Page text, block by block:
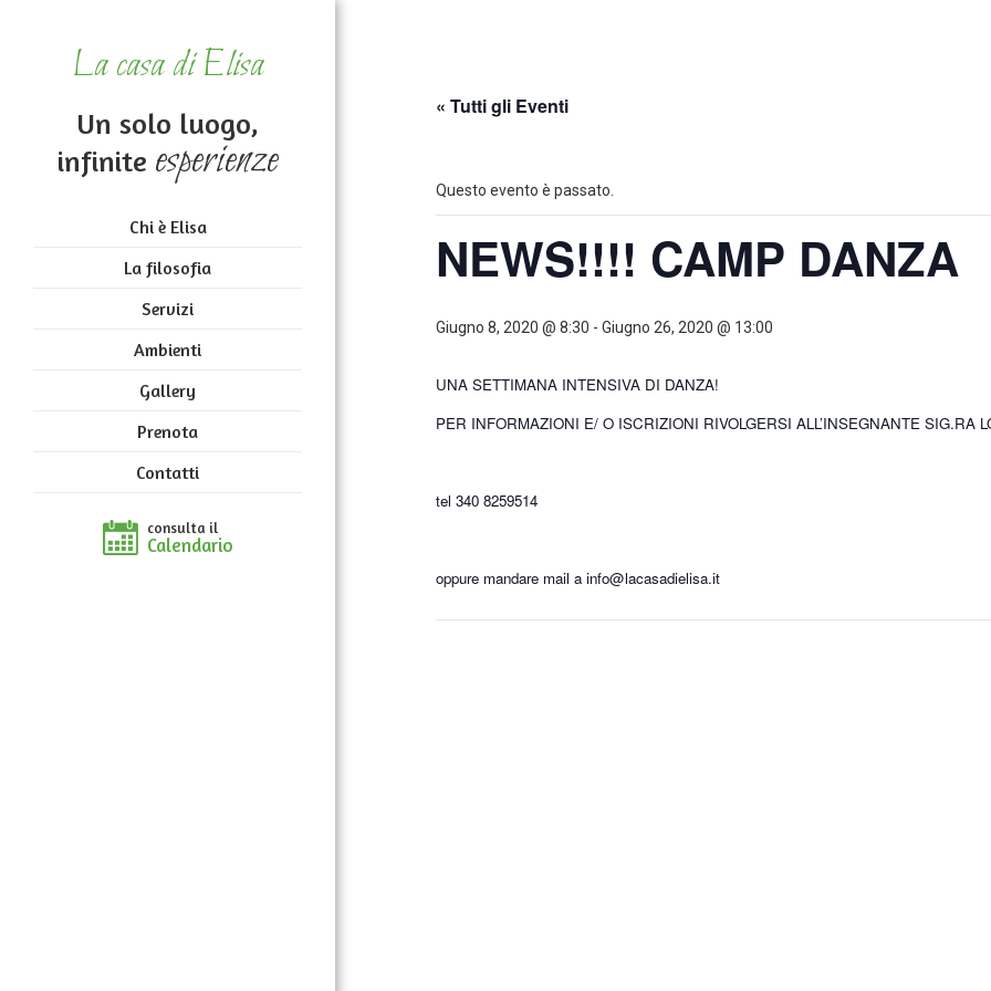
La casa di Elisa
Un solo luogo,
infinite esperienze
Chi è Elisa
La filosofia
Servizi
Ambienti
Gallery
Prenota
Contatti
consulta il
Calendario
« Tutti gli Eventi
Questo evento è passato.
NEWS!!!! CAMP DANZA
Giugno 8, 2020 @ 8:30 - Giugno 26, 2020 @ 13:00
UNA SETTIMANA INTENSIVA DI DANZA!
PER INFORMAZIONI E/ O ISCRIZIONI RIVOLGERSI ALL’INSEGNANTE SIG.RA
tel 340 8259514
oppure mandare mail a info@lacasadielisa.it